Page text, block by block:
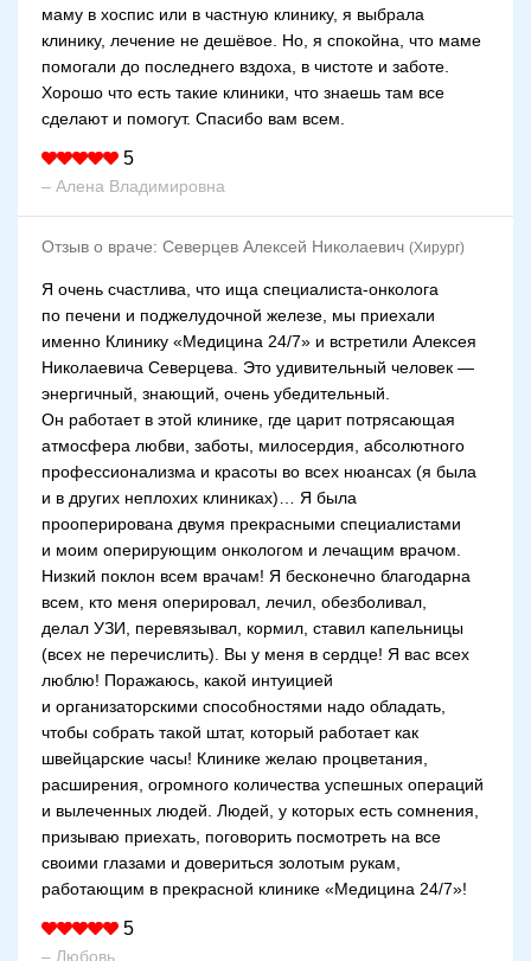
маму в хоспис или в частную клинику, я выбрала
клинику, лечение не дешёвое. Но, я спокойна, что маме
помогали до последнего вздоха, в чистоте и заботе.
Хорошо что есть такие клиники, что знаешь там все
сделают и помогут. Спасибо вам всем.
5
– Алена Владимировна
Отзыв о враче: Северцев Алексей Николаевич (Хирург)
Я очень счастлива, что ища специалиста-онколога
по печени и поджелудочной железе, мы приехали
именно Клинику «Медицина 24/7» и встретили Алексея
Николаевича Северцева. Это удивительный человек —
энергичный, знающий, очень убедительный.
Он работает в этой клинике, где царит потрясающая
атмосфера любви, заботы, милосердия, абсолютного
профессионализма и красоты во всех нюансах (я была
и в других неплохих клиниках)… Я была
прооперирована двумя прекрасными специалистами
и моим оперирующим онкологом и лечащим врачом.
Низкий поклон всем врачам! Я бесконечно благодарна
всем, кто меня оперировал, лечил, обезболивал,
делал УЗИ, перевязывал, кормил, ставил капельницы
(всех не перечислить). Вы у меня в сердце! Я вас всех
люблю! Поражаюсь, какой интуицией
и организаторскими способностями надо обладать,
чтобы собрать такой штат, который работает как
швейцарские часы! Клинике желаю процветания,
расширения, огромного количества успешных операций
и вылеченных людей. Людей, у которых есть сомнения,
призываю приехать, поговорить посмотреть на все
своими глазами и довериться золотым рукам,
работающим в прекрасной клинике «Медицина 24/7»!
5
– Любовь